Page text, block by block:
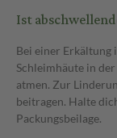
Ist
Bei einer Erkältung
Schleimhäute in
atmen. Zur
beitragen. Halte
Packungsbeilage.